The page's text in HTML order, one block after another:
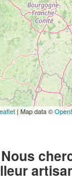
| Map data ©